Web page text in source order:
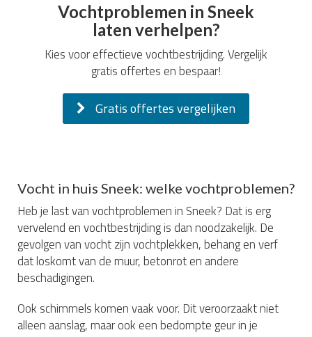
Vochtproblemen in Sneek
laten verhelpen?
Kies voor effectieve vochtbestrijding. Vergelijk
gratis offertes en bespaar!
Gratis offertes vergelijken
Vocht in huis Sneek: welke vochtproblemen?
Heb je last van vochtproblemen in Sneek? Dat is erg
vervelend en vochtbestrijding is dan noodzakelijk. De
gevolgen van vocht zijn vochtplekken, behang en verf
dat loskomt van de muur, betonrot en andere
beschadigingen.
Ook schimmels komen vaak voor. Dit veroorzaakt niet
alleen aanslag, maar ook een bedompte geur in je